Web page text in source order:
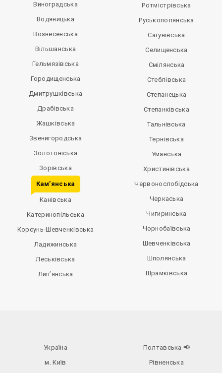
Виноградська
Водяницька
Вознесенська
Вільшанська
Гельмязівська
Городищенська
Дмитрушківська
Драбівська
Жашківська
Звенигородська
Золотоніська
Зорівська
Кам’янська
Канівська
Катеринопільська
Корсунь-Шевченківська
Ладижинська
Леськівська
Лип’янська
Ротмістрівська
Руськополянська
Сагунівська
Селищенська
Смілянська
Стеблівська
Степанецька
Степанківська
Тальнівська
Тернівська
Уманська
Христинівська
Червонослобідська
Черкаська
Чигиринська
Чорнобаївська
Шевченківська
Шполянська
Шрамківська
Україна
м. Київ
Полтавська 📢
Рівненська